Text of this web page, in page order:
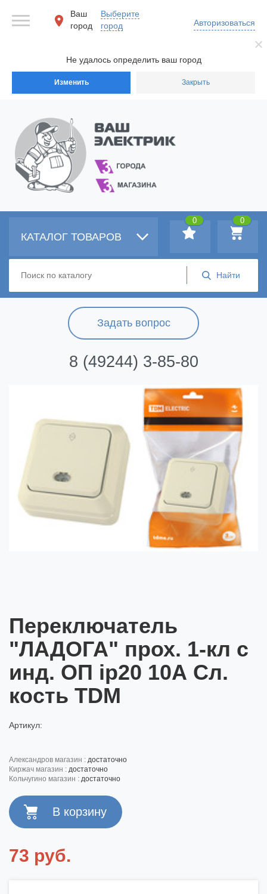
Не удалось определить ваш город
Изменить Закрыть
Ваш
город
Выберите
город
Авторизоваться
Задать вопрос
8 (49244) 3-85-80
КАТАЛОГ ТОВАРОВ
0
0
Переключатель
"ЛАДОГА" прох. 1-кл с
инд. ОП ip20 10А Сл.
кость TDM
Артикул:
александров магазин : достаточно
киржач магазин : достаточно
кольчугино магазин : достаточно
73 руб.